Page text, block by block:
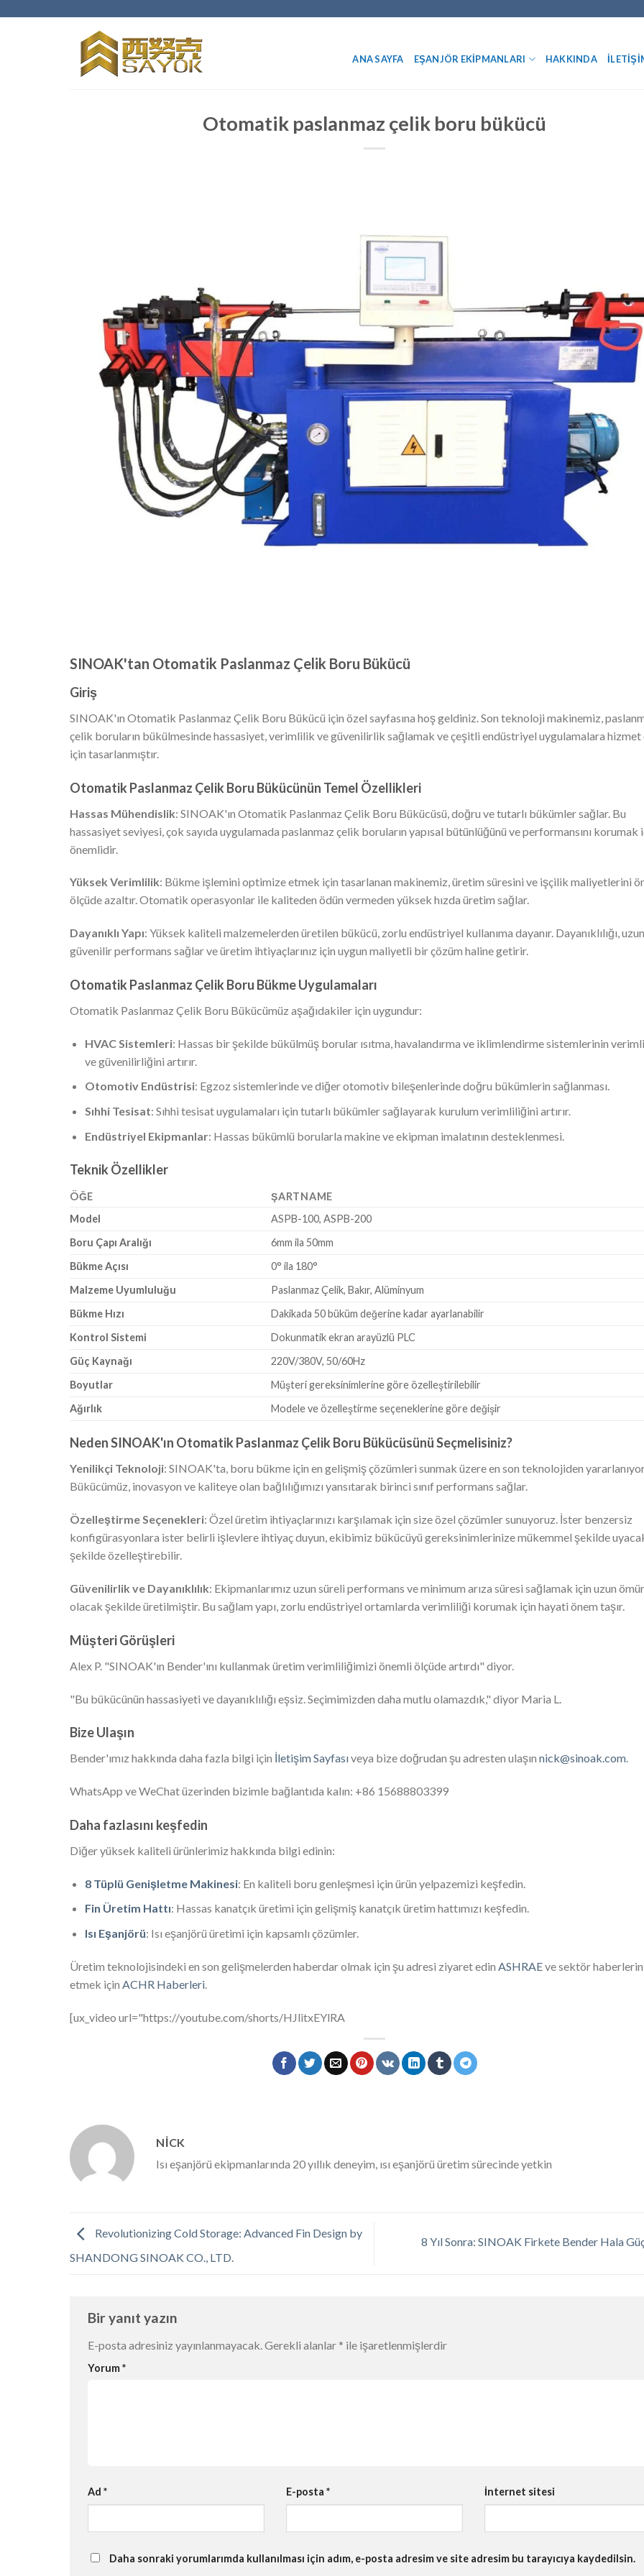
ANA SAYFA EŞANJÖR EKIPMANLARI HAKKINDA
Otomatik paslanmaz çelik boru bükücü
SINOAK'tan Otomatik Paslanmaz Çelik Boru Bükücü
Giriş
SINOAK'ın Otomatik Paslanmaz Çelik Boru Bükücü için özel sayfasına hoş geldiniz. Son teknoloji makinemiz,
çelik boruların bükülmesinde hassasiyet, verimlilik ve güvenilirlik sağlamak ve çeşitli endüstriyel uygulamalara hizmet
için tasarlanmıştır.
Otomatik Paslanmaz Çelik Boru Bükücünün Temel Özellikleri
Hassas Mühendislik: SINOAK'ın Otomatik Paslanmaz Çelik Boru Bükücüsü, doğru ve tutarlı bükümler sağlar. Bu
hassasiyet seviyesi, çok sayıda uygulamada paslanmaz çelik boruların yapısal bütünlüğünü ve performansını korumak
önemlidir.
Yüksek Verimlilik: Bükme işlemini optimize etmek için tasarlanan makinemiz, üretim süresini ve işçilik maliyetlerini
ölçüde azaltır. Otomatik operasyonlar ile kaliteden ödün vermeden yüksek hızda üretim sağlar.
Dayanıklı Yapı: Yüksek kaliteli malzemelerden üretilen bükücü, zorlu endüstriyel kullanıma dayanır. Dayanıklılığı,
güvenilir performans sağlar ve üretim ihtiyaçlarınız için uygun maliyetli bir çözüm haline getirir.
Otomatik Paslanmaz Çelik Boru Bükme Uygulamaları
Otomatik Paslanmaz Çelik Boru Bükücümüz aşağıdakiler için uygundur:
HVAC Sistemleri: Hassas bir şekilde bükülmüş borular ısıtma, havalandırma ve iklimlendirme sistemlerinin
ve güvenilirliğini artırır.
Otomotiv Endüstrisi: Egzoz sistemlerinde ve diğer otomotiv bileşenlerinde doğru bükümlerin sağlanması.
Sıhhi Tesisat: Sıhhi tesisat uygulamaları için tutarlı bükümler sağlayarak kurulum verimliliğini artırır.
Endüstriyel Ekipmanlar: Hassas bükümlü borularla makine ve ekipman imalatının desteklenmesi.
Teknik Özellikler
ÖĞE
ŞARTNAME
Model
ASPB-100, ASPB-200
Boru Çapı Aralığı
6mm ila 50mm
Bükme Açısı
0° ila 180°
Malzeme Uyumluluğu
Paslanmaz Çelik, Bakır, Alüminyum
Bükme Hızı
Dakikada 50 büküm değerine kadar ayarlanabilir
Kontrol Sistemi
Dokunmatik ekran arayüzlü PLC
Güç Kaynağı
220V/380V, 50/60Hz
Boyutlar
Müşteri gereksinimlerine göre özelleştirilebilir
Ağırlık
Modele ve özelleştirme seçeneklerine göre değişir
Neden SINOAK'ın Otomatik Paslanmaz Çelik Boru Bükücüsünü Seçmelisiniz?
Yenilikçi Teknoloji: SINOAK'ta, boru bükme için en gelişmiş çözümleri sunmak üzere en son teknolojiden
Bükücümüz, inovasyon ve kaliteye olan bağlılığımızı yansıtarak birinci sınıf performans sağlar.
Özelleştirme Seçenekleri: Özel üretim ihtiyaçlarınızı karşılamak için size özel çözümler sunuyoruz. İster benzersiz
konfigürasyonlara ister belirli işlevlere ihtiyaç duyun, ekibimiz bükücüyü gereksinimlerinize mükemmel şekilde
şekilde özelleştirebilir.
Güvenilirlik ve Dayanıklılık: Ekipmanlarımız uzun süreli performans ve minimum arıza süresi sağlamak için uzun
olacak şekilde üretilmiştir. Bu sağlam yapı, zorlu endüstriyel ortamlarda verimliliği korumak için hayati önem taşır.
Müşteri Görüşleri
Alex P. "SINOAK'ın Bender'ını kullanmak üretim verimliliğimizi önemli ölçüde artırdı" diyor.
"Bu bükücünün hassasiyeti ve dayanıklılığı eşsiz. Seçimimizden daha mutlu olamazdık," diyor Maria L.
Bize Ulaşın
Bender'ımız hakkında daha fazla bilgi için İletişim Sayfasıveya bize doğrudan şu adresten ulaşın nick@sinoak.com.
WhatsApp ve WeChat üzerinden bizimle bağlantıda kalın: +86 15688803399
Daha fazlasını keşfedin
Diğer yüksek kaliteli ürünlerimiz hakkında bilgi edinin:
8 Tüplü Genişletme Makinesi: En kaliteli boru genleşmesi için ürün yelpazemizi keşfedin.
Fin Üretim Hattı: Hassas kanatçık üretimi için gelişmiş kanatçık üretim hattımızı keşfedin.
Isı Eşanjörü: Isı eşanjörü üretimi için kapsamlı çözümler.
Üretim teknolojisindeki en son gelişmelerden haberdar olmak için şu adresi ziyaret edin ASHRAEve sektör
etmek için ACHR Haberleri
[ux_video url="https://youtube.com/shorts/HJlitxEYlRA
NICK
Isı eşanjörü ekipmanlarında 20 yıllık deneyim, ısı eşanjörü üretim sürecinde yetkin
Revolutionizing Cold Storage: Advanced Fin Design by
SHANDONG SINOAK CO., LTD.
8 Yıl Sonra: SINOAK Firkete Bender Hala
Bir yanıt yazın
E-posta adresiniz yayınlanmayacak. Gerekli alanlar * ile işaretlenmişlerdir
Yorum*
Ad * E-posta * İnternet sitesi
Daha sonraki yorumlarımda kullanılması için adım, e-posta adresim ve site adresim bu tarayıcıya kaydedilsin.